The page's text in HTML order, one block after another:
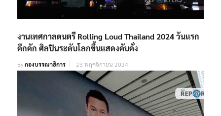
งานเทศกาลดนตรี Rolling Loud Thailand 2024 วันเเรก
คึกคัก ศิลปินระดับโลกขึ้นแสดงคับคั่ง
Byกองบรรณาธิการ 23 พฤศจิกายน 2024